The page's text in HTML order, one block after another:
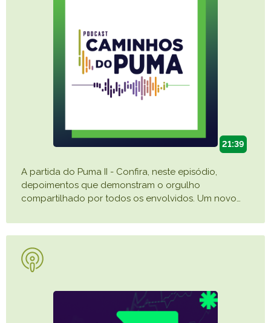
21:39
A partida do Puma II - Confira, neste episódio,
depoimentos que demonstram o orgulho
compartilhado por todos os envolvidos. Um novo…